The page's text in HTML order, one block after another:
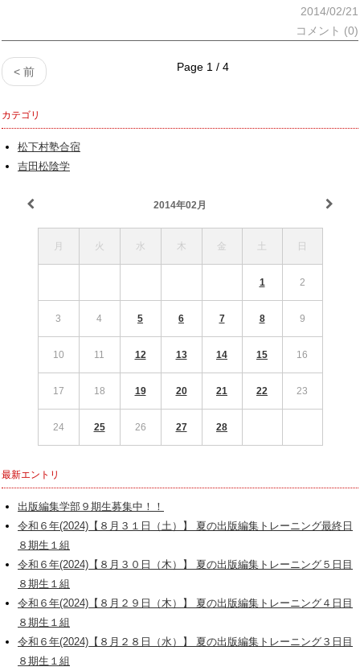
2014/02/21
コメント (0)
< 前 Page 1 / 4
カテゴリ
松下村塾合宿
吉田松陰学
2014年02月
月 火 水 木 金 土 日
1 2
3 4 5 6 7 8 9
10 11 12 13 14 15 16
17 18 19 20 21 22 23
24 25 26 27 28
最新エントリ
出版編集学部９期生募集中！！
令和６年(2024)【８月３１日（土）】 夏の出版編集トレーニング最終日
８期生１組
令和６年(2024)【８月３０日（木）】 夏の出版編集トレーニング５日目
８期生１組
令和６年(2024)【８月２９日（木）】 夏の出版編集トレーニング４日目
８期生１組
令和６年(2024)【８月２８日（水）】 夏の出版編集トレーニング３日目
８期生１組